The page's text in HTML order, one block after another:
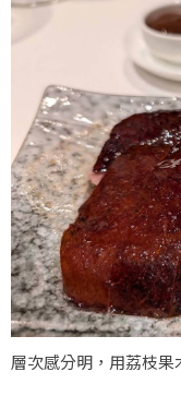
層次感分明，用荔枝